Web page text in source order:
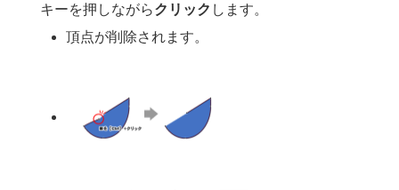
キーを押しながらクリック します。
頂点が削除されます。